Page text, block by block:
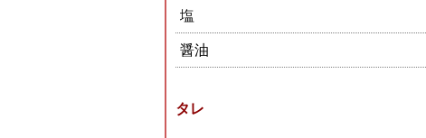
塩
醤油
タレ